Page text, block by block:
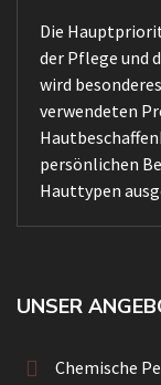
Die
der Pflege und
wird
verwendeten
persönlichen
Hauttypen
UNSER
Chemische